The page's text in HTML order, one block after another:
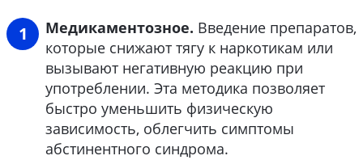
Медикаментозное. Введение препаратов,
которые снижают тягу к наркотикам или
вызывают негативную реакцию при
употреблении. Эта методика позволяет
быстро уменьшить физическую
зависимость, облегчить симптомы
абстинентного синдрома.